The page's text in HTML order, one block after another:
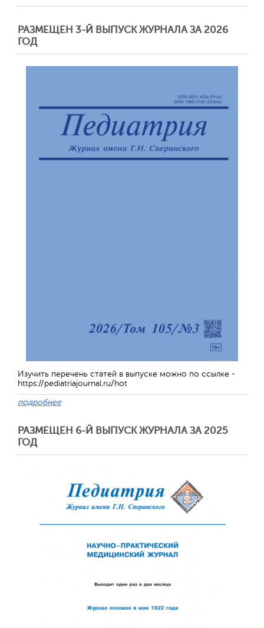
РАЗМЕЩЕН 3-Й ВЫПУСК ЖУРНАЛА ЗА 2026
ГОД
Изучить перечень статей в выпуске можно по ссылке -
https://pediatriajournal.ru/hot
подробнее
РАЗМЕЩЕН 6-Й ВЫПУСК ЖУРНАЛА ЗА 2025
ГОД
Отправить